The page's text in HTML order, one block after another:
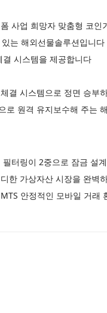
사업 희망자 맞춤형 코
는 해외선물솔루션입니
시스템을 제공합니다
결 시스템으로 정면 승부
원격 유지보수해 주는
터링이 2중으로 잠금 설
한 가상자산 시장을 완벽
안정적인 모바일 거래